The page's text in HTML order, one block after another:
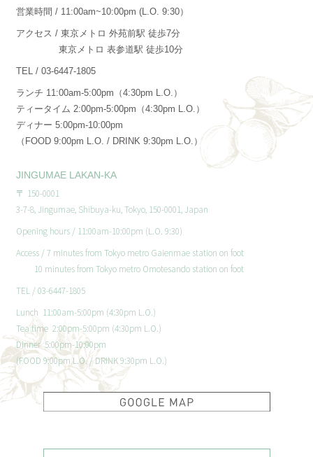
営業時間 / 11:00am~10:00pm (L.O. 9:30）
アクセス / 東京メトロ 外苑前駅 徒歩7分
東京メトロ 表参道駅 徒歩10分
TEL / 03-6447-1805
ランチ 11:00am-5:00pm（4:30pm L.O.）
ティータイム 2:00pm-5:00pm（4:30pm L.O.）
ディナー 5:00pm-10:00pm
（FOOD 9:00pm L.O. / DRINK 9:30pm L.O.）
JINGUMAE LAKAN-KA
〒 150-0001
3-7-8, Jingumae, Shibuya-ku, Tokyo, 150-0001, Japan
Opening hours / 11:00am-10:00pm (L.O. 9:30)
Access / 7 minutes from Tokyo metro Gaienmae station on foot
10 minutes from Tokyo metro Omotesando station on foot
TEL /03-6447-1805
Lunch 11:00am-5:00pm (4:30pm L.O.)
Tea time 2:00pm-5:00pm (4:30pm L.O.)
Dinner 5:00pm-10:00pm
(FOOD 9:00pm L.O. / DRINK 9:30pm L.O.)